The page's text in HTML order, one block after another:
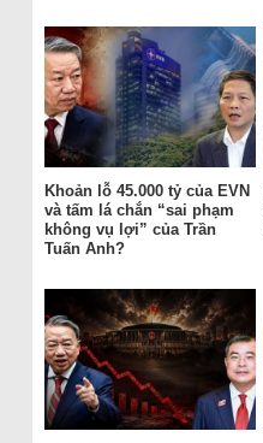
Khoản lỗ 45.000 tỷ của EVN
và tấm lá chắn “sai phạm
không vụ lợi” của Trần
Tuấn Anh?